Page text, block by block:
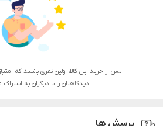
پس از خرید این کالا، اولین نفری باشید که
دیدگاهتان را با دیگران به